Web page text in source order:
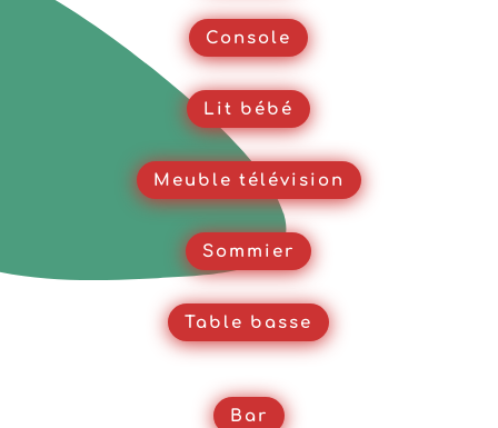
Console
Lit bébé
Meuble télévision
Sommier
Table basse
Bar